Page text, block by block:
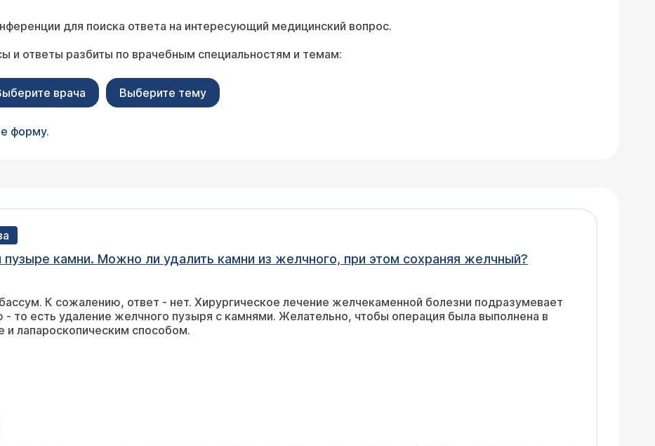
для поиска ответа на интересующий медицинский вопрос.
и ответы разбиты по врачебным специальностям и темам:
врача Выберите тему
форму.
камни. Можно ли удалить камни из желчного, при этом сохраняя желчный?
К сожалению, ответ - нет. Хирургическое лечение желчекаменной болезни подразумевает
то есть удаление желчного пузыря с камнями. Желательно, чтобы операция была выполнена в
и лапароскопическим способом.